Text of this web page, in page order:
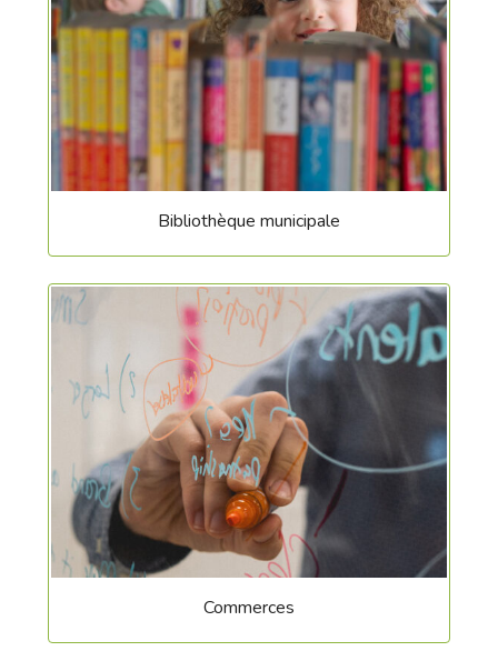
Bibliothèque municipale
Commerces